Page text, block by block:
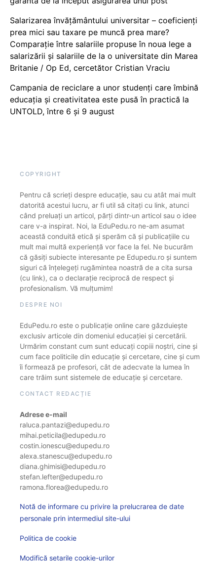
Salarizarea învățământului universitar – coeficienți
prea mici sau taxare pe muncă prea mare?
Comparație între salariile propuse în noua lege a
salarizării și salariile de la o universitate din Marea
Britanie / Op Ed, cercetător Cristian Vraciu
Campania de reciclare a unor studenți care îmbină
educația și creativitatea este pusă în practică la
UNTOLD, între 6 și 9 august
COPYRIGHT
Pentru că scrieți despre educație, sau cu atât mai mult
datorită acestui lucru, ar fi util să citați cu link, atunci
când preluați un articol, părți dintr-un articol sau o idee
care v-a inspirat. Noi, la EduPedu.ro ne-am asumat
această conduită etică și sperăm că și publicațiile cu
mult mai multă experiență vor face la fel. Ne bucurăm
că găsiți subiecte interesante pe Edupedu.ro și suntem
siguri că înțelegeți rugămintea noastră de a cita sursa
(cu link), ca o declarație reciprocă de respect și
profesionalism. Vă mulțumim!
DESPRE NOI
EduPedu.ro este o publicație online care găzduiește
exclusiv articole din domeniul educației și cercetării.
Urmărim constant cum sunt educați copiii noștri, cine și
cum face politicile din educație și cercetare, cine și cum
îi formează pe profesori, cât de adecvate la lumea în
care trăim sunt sistemele de educație și cercetare.
CONTACT REDACȚIE
Adrese e-mail
raluca.pantazi@edupedu.ro
mihai.peticila@edupedu.ro
costin.ionescu@edupedu.ro
alexa.stanescu@edupedu.ro
diana.ghimisi@edupedu.ro
stefan.lefter@edupedu.ro
ramona.florea@edupedu.ro
Notă de informare cu privire la prelucrarea de date
personale prin intermediul site-ului
Politica de cookie
Modifică setarile cookie-urilor